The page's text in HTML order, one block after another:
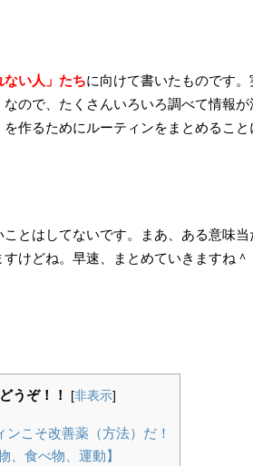
ない人」たちに向けて書いたものです。
ので、たくさんいろいろ調べて情報が
作るためにルーティンをまとめること
とはしてないです。まあ、ある意味当
けどね。早速、まとめていきますね＾
うぞ！！ [非表示]
こそ改善薬（方法）だ！
、食べ物、運動】